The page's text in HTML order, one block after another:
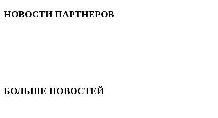
НОВОСТИ ПАРТНЕРОВ
БОЛЬШЕ НОВОСТЕЙ